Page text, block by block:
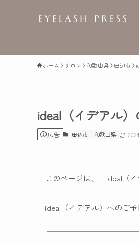
ホーム サロン 和歌山県 田辺市
ideal（イデアル
広告 田辺市 和歌山県
このページは、「ideal（
ideal（イデアル）へのご